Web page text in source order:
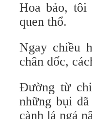
Hoa bảo, tôi
quen thổ.
Ngay chiều
chân dốc,
Đường từ
những bụi
cành lá ngả